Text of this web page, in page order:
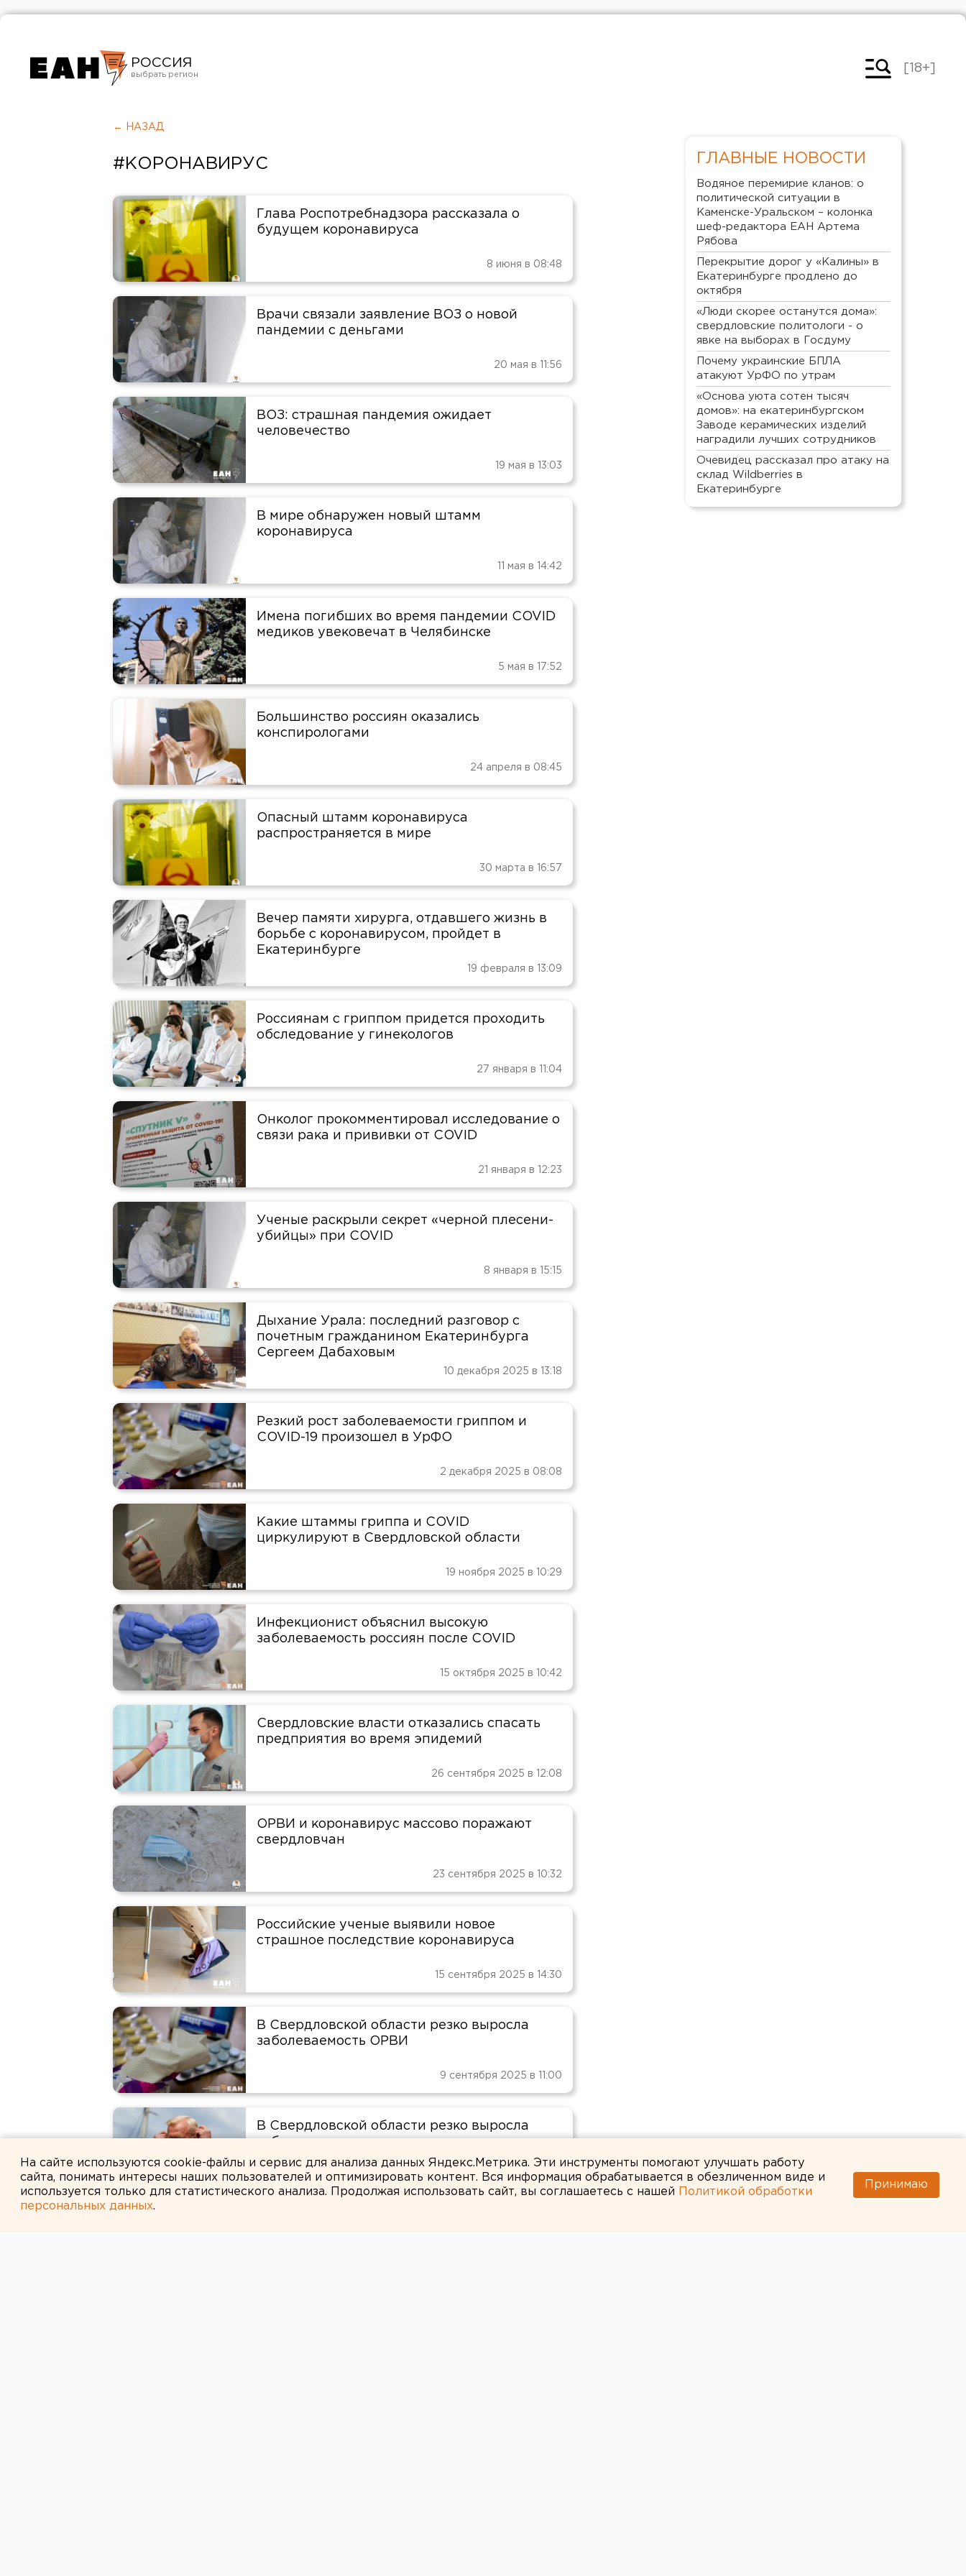
РОССИЯ
Челябинск
Оренбург
[18+]
← НАЗАД
#КОРОНАВИРУС
Глава Роспотребнадзора рассказала о
будущем коронавируса
8 июня в 08:48
Врачи связали заявление ВОЗ о новой
пандемии с деньгами
20 мая в 11:56
ВОЗ: страшная пандемия ожидает
человечество
19 мая в 13:03
В мире обнаружен новый штамм
коронавируса
11 мая в 14:42
Имена погибших во время пандемии COVID
медиков увековечат в Челябинске
5 мая в 17:52
Большинство россиян оказались
конспирологами
24 апреля в 08:45
Опасный штамм коронавируса
распространяется в мире
30 марта в 16:57
Вечер памяти хирурга, отдавшего жизнь в
борьбе с коронавирусом, пройдет в
Екатеринбурге
19 февраля в 13:09
Россиянам с гриппом придется проходить
обследование у гинекологов
27 января в 11:04
Онколог прокомментировал исследование о
связи рака и прививки от COVID
21 января в 12:23
Ученые раскрыли секрет «черной плесени-
убийцы» при COVID
8 января в 15:15
Дыхание Урала: последний разговор с
почетным гражданином Екатеринбурга
Сергеем Дабаховым
10 декабря 2025 в 13:18
Резкий рост заболеваемости гриппом и
COVID-19 произошел в УрФО
2 декабря 2025 в 08:08
Какие штаммы гриппа и COVID
циркулируют в Свердловской области
19 ноября 2025 в 10:29
Инфекционист объяснил высокую
заболеваемость россиян после COVID
15 октября 2025 в 10:42
Свердловские власти отказались спасать
предприятия во время эпидемий
26 сентября 2025 в 12:08
ОРВИ и коронавирус массово поражают
свердловчан
23 сентября 2025 в 10:32
Российские ученые выявили новое
страшное последствие коронавируса
15 сентября 2025 в 14:30
В Свердловской области резко выросла
заболеваемость ОРВИ
9 сентября 2025 в 11:00
В Свердловской области резко выросла
заболеваемость коронавирусом
5 сентября 2025 в 14:56
ГЛАВНЫЕ НОВОСТИ
Водяное перемирие кланов: о
политической ситуации в
Каменске-Уральском – колонка
шеф-редактора ЕАН Артема
Рябова
Перекрытие дорог у «Калины» в
Екатеринбурге продлено до
октября
«Люди скорее останутся дома»:
свердловские политологи - о
явке на выборах в Госдуму
Почему украинские БПЛА
атакуют УрФО по утрам
«Основа уюта сотен тысяч
домов»: на екатеринбургском
Заводе керамических изделий
наградили лучших сотрудников
Очевидец рассказал про атаку на
склад Wildberries в
Екатеринбурге
На сайте используются cookie-файлы и сервис для анализа данных Яндекс.Метрика. Эти инструменты помогают улучшать работу
сайта, понимать интересы наших пользователей и оптимизировать контент. Вся информация обрабатывается в обезличенном виде и
используется только для статистического анализа. Продолжая использовать сайт, вы соглашаетесь с нашей
Политикой обработки
персональных данных.
Принимаю